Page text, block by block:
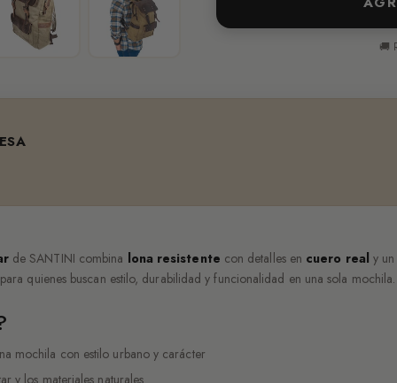
🚚
de SANTINI combina lona resistente con detalles en cuero real y
quienes buscan estilo, durabilidad y funcionalidad en una sola mochila.
mochila con estilo urbano y carácter
y los materiales naturales